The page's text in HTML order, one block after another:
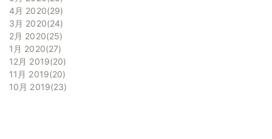
4月 2020 29
3月 2020 24
2月 2020 25
1月 2020 27
12月 2019 20
11月 2019 20
10月 2019 23